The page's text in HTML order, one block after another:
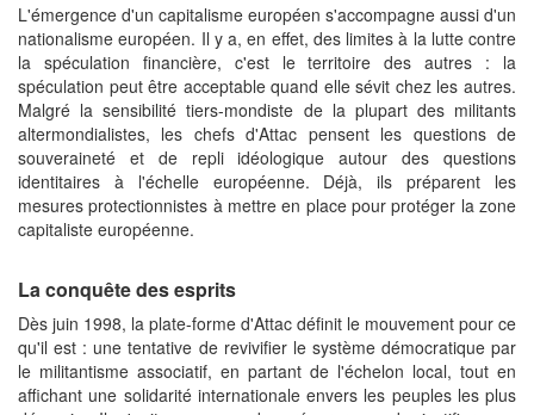
L'émergence d'un capitalisme européen s'accompagne aussi d'un
nationalisme européen. Il y a, en effet, des limites à la lutte contre
la spéculation financière, c'est le territoire des autres : la
spéculation peut être acceptable quand elle sévit chez les autres.
Malgré la sensibilité tiers-mondiste de la plupart des militants
altermondialistes, les chefs d'Attac pensent les questions de
souveraineté et de repli idéologique autour des questions
identitaires à l'échelle européenne. Déjà, ils préparent les
mesures protectionnistes à mettre en place pour protéger la zone
capitaliste européenne.
La conquête des esprits
Dès juin 1998, la plate-forme d'Attac définit le mouvement pour ce
qu'il est : une tentative de revivifier le système démocratique par
le militantisme associatif, en partant de l'échelon local, tout en
affichant une solidarité internationale envers les peuples les plus